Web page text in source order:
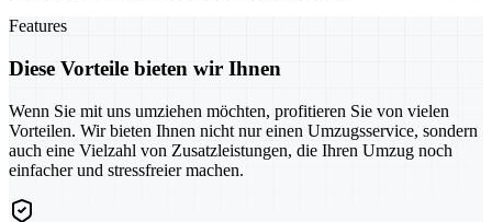
Features
Diese Vorteile bieten wir Ihnen
Wenn Sie mit uns umziehen möchten, profitieren Sie von vielen
Vorteilen. Wir bieten Ihnen nicht nur einen Umzugsservice, sondern
auch eine Vielzahl von Zusatzleistungen, die Ihren Umzug noch
einfacher und stressfreier machen.